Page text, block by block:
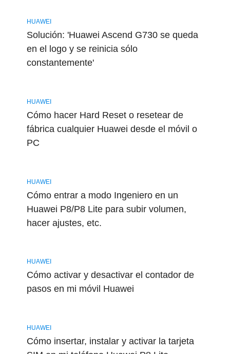
HUAWEI
Solución: 'Huawei Ascend G730 se queda
en el logo y se reinicia sólo
constantemente'
HUAWEI
Cómo hacer Hard Reset o resetear de
fábrica cualquier Huawei desde el móvil o
PC
HUAWEI
Cómo entrar a modo Ingeniero en un
Huawei P8/P8 Lite para subir volumen,
hacer ajustes, etc.
HUAWEI
Cómo activar y desactivar el contador de
pasos en mi móvil Huawei
HUAWEI
Cómo insertar, instalar y activar la tarjeta